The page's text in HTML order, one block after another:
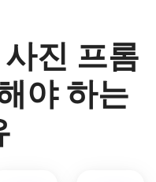
진 프롬
야 하는